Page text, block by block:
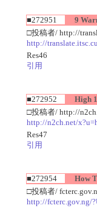
■272951
9
□投稿者/ http://
http://
Res46
引用
■272952
High
□投稿者/ http://
http://n2ch.net/
Res47
引用
■272954
How
□投稿者/
http://fcterc.gov.ng/